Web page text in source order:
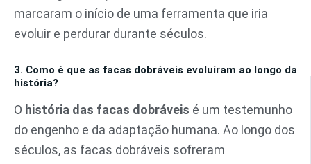
marcaram o início de uma ferramenta que iria
evoluir e perdurar durante séculos.
3. Como é que as facas dobráveis evoluíram ao longo da
história?
O história das facas dobráveis é um testemunho
do engenho e da adaptação humana. Ao longo dos
séculos, as facas dobráveis sofreram